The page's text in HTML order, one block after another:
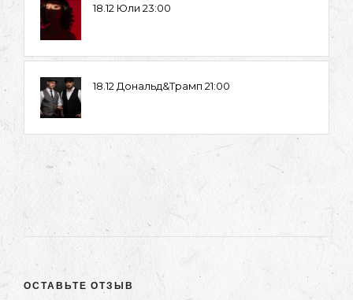
18.12 Юли 23:00
18.12 Дональд&Трамп 21:00
ОСТАВЬТЕ ОТЗЫВ